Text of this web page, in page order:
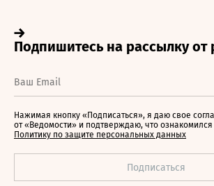
Нажимая кнопку «Подписаться», я даю свое
от «Ведомости» и подтверждаю, что
Политику по защите персональных данных